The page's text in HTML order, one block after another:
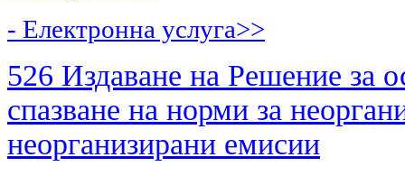
- Електронна услуга>>
526 Издаване на Решение за
спазване на норми за
неорганизирани емисии